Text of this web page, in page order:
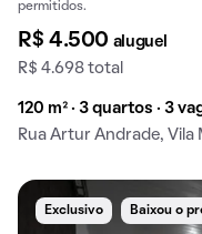
permitidos.
R$ 4.500 aluguel
R$ 4.698 total
120 m² · 3 quartos · 3
Rua Artur Andrade, Vila
Exclusivo Baixou o